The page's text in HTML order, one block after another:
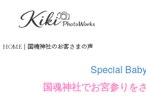
HOME | 国魂神社のお客さまの声
Special
国魂神社でお宮参りを